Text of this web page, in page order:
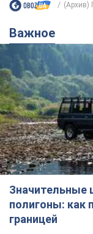
(Архив)
Важное
Значительные
полигоны: как
границей